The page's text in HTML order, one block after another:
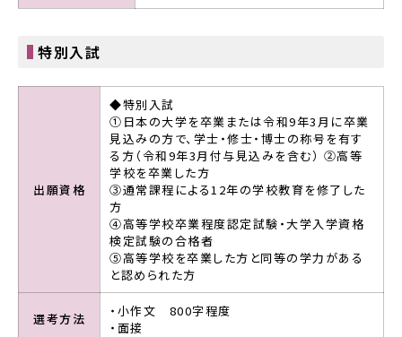
特別入試
出願資格
◆特別入試
①日本の大学を卒業または令和9年3月に卒業
見込みの方で、学士・修士・博士の称号を有す
る方（令和9年3月付与見込みを含む） ②高等
学校を卒業した方
③通常課程による12年の学校教育を修了した
方
④高等学校卒業程度認定試験・大学入学資格
検定試験の合格者
⑤高等学校を卒業した方と同等の学力がある
と認められた方
選考方法
・小作文 800字程度
・面接